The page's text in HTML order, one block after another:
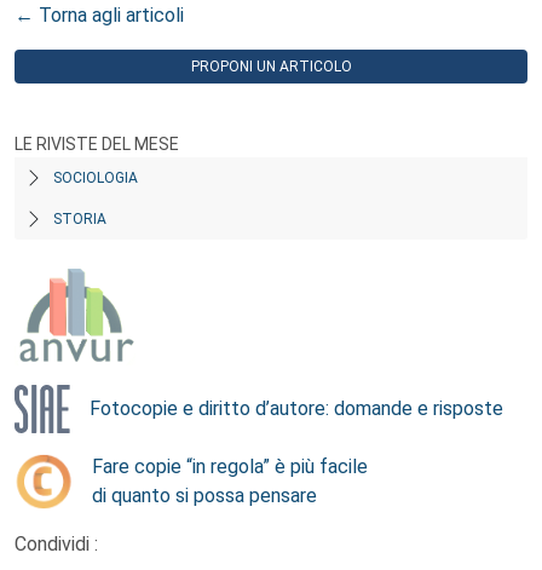
← Torna agli articoli
PROPONI UN ARTICOLO
LE RIVISTE DEL MESE
SOCIOLOGIA
STORIA
Fotocopie e diritto d’autore: domande e risposte
Fare copie “in regola” è più facile
di quanto si possa pensare
Condividi :